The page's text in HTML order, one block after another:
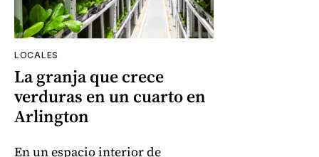
LOCALES
La granja que crece
verduras en un cuarto en
Arlington
En un espacio interior de